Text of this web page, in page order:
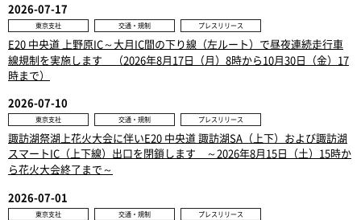
2026-07-17
東京支社 交通・規制 プレスリリース
E20 中央道 上野原IC～大月IC間の下り線（左ルート）で昼夜連続走行車
線規制を実施します （2026年8月17日（月）8時から10月30日（金）17
時まで）
2026-07-10
東京支社 交通・規制 プレスリリース
諏訪湖祭湖上花火大会に伴いE20 中央道 諏訪湖SA（上下）および諏訪湖
スマートIC（上下線）出口を閉鎖します ～2026年8月15日（土）15時か
ら花火大会終了まで～
2026-07-01
東京支社 交通・規制 プレスリリース